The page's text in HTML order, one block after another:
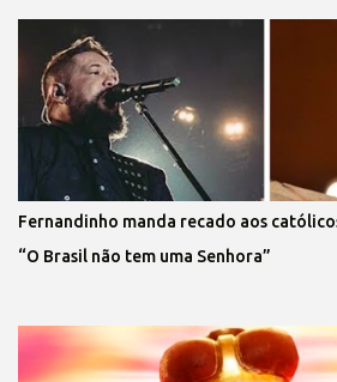
Fernandinho manda recado aos
“O Brasil não tem uma Senhora”